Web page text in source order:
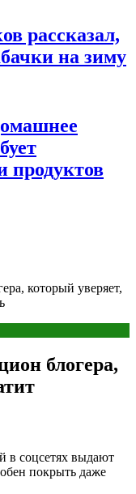
рассказал,
на зиму
продуктов
который уверяет,
блогера,
в соцсетях выдают
покрыть даже